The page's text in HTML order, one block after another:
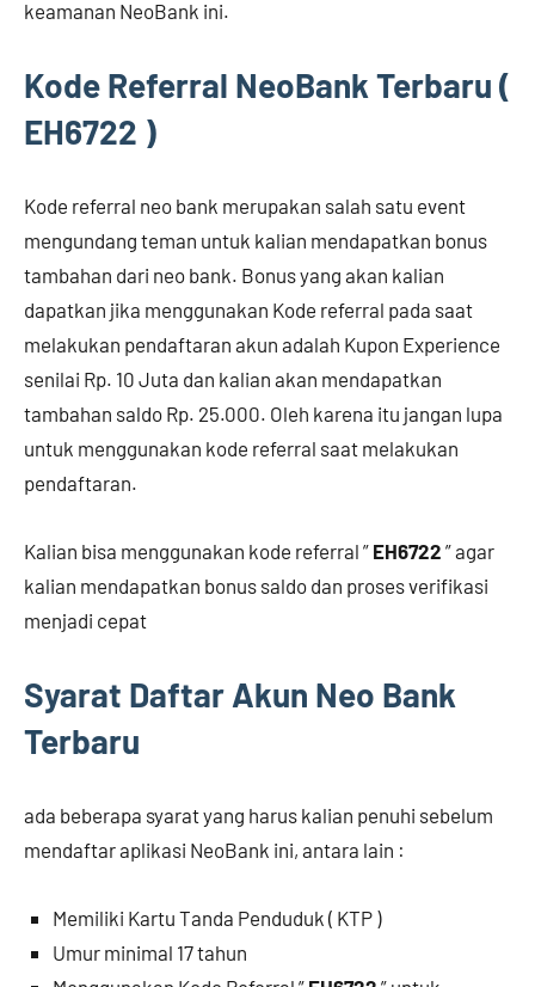
keamanan NeoBank ini.
Kode Referral NeoBank Terbaru (
EH6722 )
Kode referral neo bank merupakan salah satu event
mengundang teman untuk kalian mendapatkan bonus
tambahan dari neo bank. Bonus yang akan kalian
dapatkan jika menggunakan Kode referral pada saat
melakukan pendaftaran akun adalah Kupon Experience
senilai Rp. 10 Juta dan kalian akan mendapatkan
tambahan saldo Rp. 25.000. Oleh karena itu jangan lupa
untuk menggunakan kode referral saat melakukan
pendaftaran.
Kalian bisa menggunakan kode referral ” EH6722 ” agar
kalian mendapatkan bonus saldo dan proses verifikasi
menjadi cepat
Syarat Daftar Akun Neo Bank
Terbaru
ada beberapa syarat yang harus kalian penuhi sebelum
mendaftar aplikasi NeoBank ini, antara lain :
Memiliki Kartu Tanda Penduduk ( KTP )
Umur minimal 17 tahun